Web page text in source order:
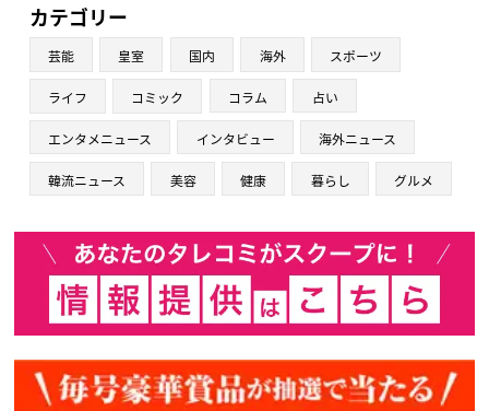
カテゴリー
芸能 皇室 国内 海外 スポーツ
ライフ コミック コラム 占い
エンタメニュース インタビュー 海外ニュース
韓流ニュース 美容 健康 暮らし グルメ